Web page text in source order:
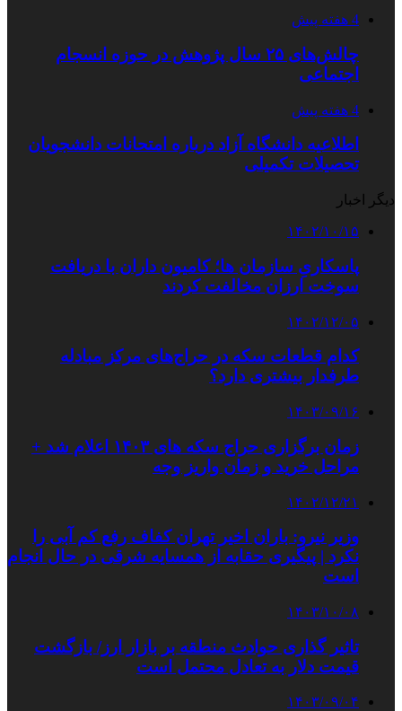
4 هفته پیش
چالش‌های ۲۵ سال پژوهش در حوزه انسجام
اجتماعی
4 هفته پیش
اطلاعیه دانشگاه آزاد درباره امتحانات دانشجویان
تحصیلات تکمیلی
دیگر اخبار
۱۴۰۲/۱۰/۱۵
پاسکاریِ سازمان ها؛ کامیون داران با دریافت
سوخت ارزان مخالفت کردند
۱۴۰۲/۱۲/۰۵
کدام قطعات سکه در حراج‌های مرکز مبادله
طرفدار بیشتری دارد؟
۱۴۰۳/۰۹/۱۶
زمان برگزاری حراج سکه های ۱۴۰۳ اعلام شد +
مراحل خرید و زمان واریز وجه
۱۴۰۲/۱۲/۲۱
وزیر نیرو:‌ باران اخیر تهران کفاف رفع کم آبی را
نکرد | پیگیری حقابه از همسایه شرقی در حال انجام
است
۱۴۰۳/۱۰/۰۸
تاثیر گذاری حوادث منطقه بر بازار ارز/ بازگشت
قیمت دلار به تعادل محتمل است
۱۴۰۳/۰۹/۰۴